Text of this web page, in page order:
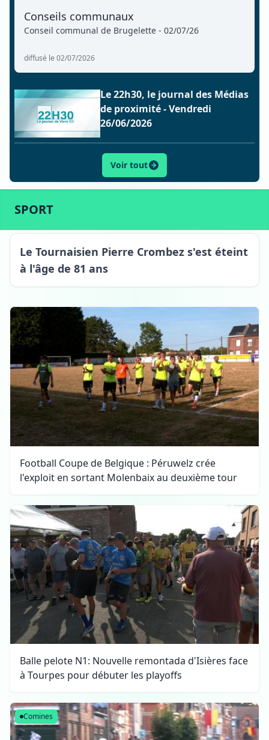
Conseils communaux
Conseil communal de Brugelette - 02/07/26
diffusé le 02/07/2026
Le 22h30, le journal des Médias
de proximité - Vendredi
26/06/2026
Voir tout
SPORT
Tournai
Le Tournaisien Pierre Crombez s'est éteint
à l'âge de 81 ans
Football Coupe de Belgique : Péruwelz crée
l'exploit en sortant Molenbaix au deuxième tour
Balle pelote N1: Nouvelle remontada d'Isières face
à Tourpes pour débuter les playoffs
Comines